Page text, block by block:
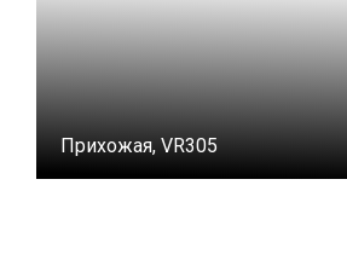
Прихожая, VR305